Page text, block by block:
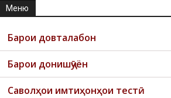
Меню
Барои довталабон
Барои донишҷӯён
Саволҳои имтиҳонҳои тестӣ